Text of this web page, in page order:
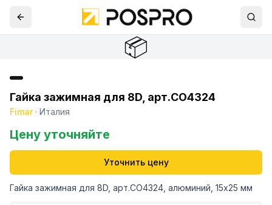
📦
Гайка зажимная для 8D, арт.CO4324
Fimar· Италия
Цену уточняйте
Уточнить цену
Гайка зажимная для 8D, арт.CO4324, алюминий, 15х25 мм